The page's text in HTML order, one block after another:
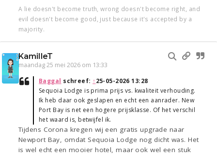
A lie doesn't become truth, wrong doesn't become right, and
evil doesn't become good, just because it's accepted by a
majority.
KamilleT
maandag 25 mei 2026 om 13:33
Baggal schreef: ↑25-05-2026 13:28
Sequoia Lodge is prima prijs vs. kwaliteit verhouding.
Ik heb daar ook geslapen en echt een aanrader. New
Port Bay is net een hogere prijsklasse. Of het verschil
het waard is, betwijfel ik.
Tijdens Corona kregen wij een gratis upgrade naar
Newport Bay, omdat Sequoia Lodge nog dicht was. Het
is wel echt een mooier hotel, maar ook wel een stuk